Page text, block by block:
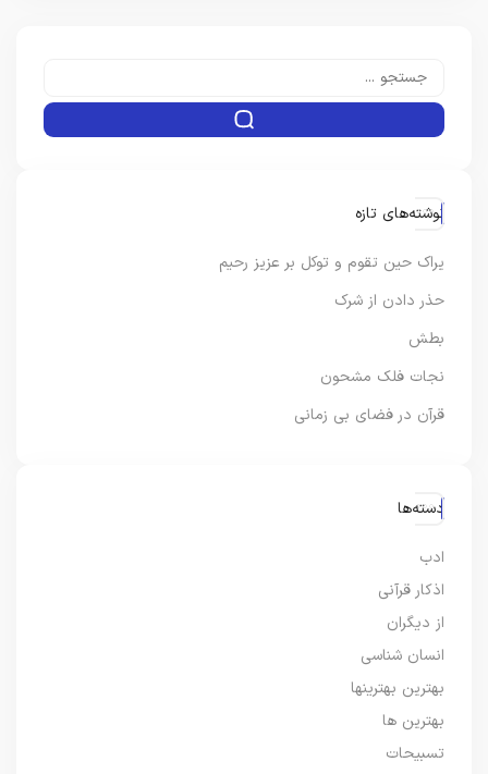
نوشته‌های تازه
یراک حین تقوم و توکل بر عزیز رحیم
حذر دادن از شرک
بطش
نجات فلک مشحون
قرآن در فضای بی زمانی
دسته‌ها
ادب
اذکار قرآنی
از دیگران
انسان شناسی
بهترین بهترینها
بهترین ها
تسبیحات